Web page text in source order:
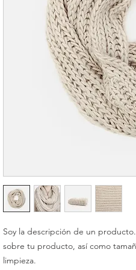
Soy la descripción de un
sobre tu producto, así como
limpieza.